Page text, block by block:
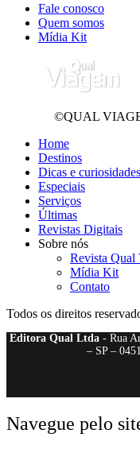
Fale conosco
Quem somos
Mídia Kit
©QUAL
Home
Destinos
Dicas e curiosidades
Especiais
Serviços
Últimas
Revistas Digitais
Sobre nós
Revista Qual
Mídia Kit
Contato
Todos os direitos
Editora Qual Ltda- Rua
– SP –
Navegue pelo